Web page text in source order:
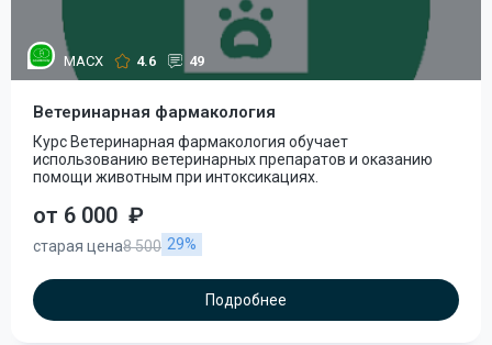
МАСХ 4.6 49
Ветеринарная фармакология
Курс Ветеринарная фармакология обучает
использованию ветеринарных препаратов и оказанию
помощи животным при интоксикациях.
от 6 000 ₽
старая цена8 500 29%
Подробнее